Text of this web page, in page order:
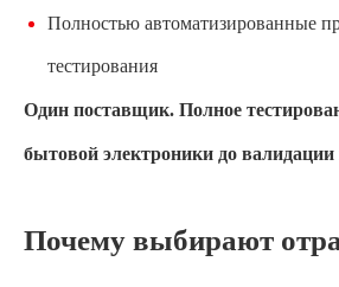
Полностью автоматизированные
тестирования
Один поставщик. Полное
бытовой электроники до валидации
Почему выбирают